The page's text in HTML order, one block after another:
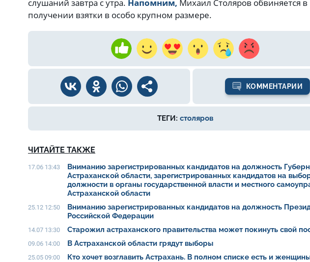
слушаний завтра с утра. Напомним, Михаил Столяров обвиняется в
получении взятки в особо крупном размере.
КОММЕНТАРИИ
ТЕГИ: столяров
ЧИТАЙТЕ ТАКЖЕ
17.06 13:43
Вниманию зарегистрированных кандидатов на должность
Астраханской области, зарегистрированных кандидатов на
должности в органы государственной власти и местного
Астраханской области
25.12 12:50
Вниманию зарегистрированных кандидатов на должность
Российской Федерации
14.07 13:30 Старожил астраханского правительства может покинуть свой
09.06 14:00 В Астраханской области грядут выборы
25.05 09:00 Кто хочет возглавить Астрахань. В полном списке есть и